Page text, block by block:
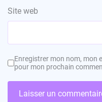
Site web
Enregistrer mon nom, mon
pour mon prochain